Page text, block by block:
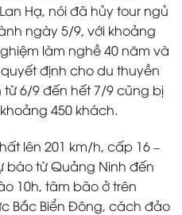
Hạ, nói đã hủy tour ngủ
ngày 5/9, với khoảng
làm nghề 40 năm và
định cho du thuyền
6/9 đến hết 7/9 cũng bị
450 khách.
lên 201 km/h, cấp 16 –
báo từ Quảng Ninh đến
10h, tâm bão ở trên
Bắc Biển Đông, cách đảo